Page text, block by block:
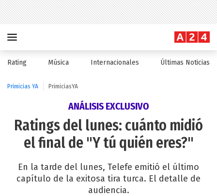
Rating Música Internacionales Últimas Noticias
Primicias YA PrimiciasYA
ANÁLISIS EXCLUSIVO
Ratings del lunes: cuánto midió
el final de "Y tú quién eres?"
En la tarde del lunes, Telefe emitió el último
capítulo de la exitosa tira turca. El detalle de
audiencia.